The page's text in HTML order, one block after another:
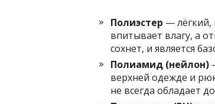
Полиэстер — лёгкий,
впитывает влагу, а
сохнет, и является
Полиамид (нейлон)
верхней одежде и
не всегда обладает